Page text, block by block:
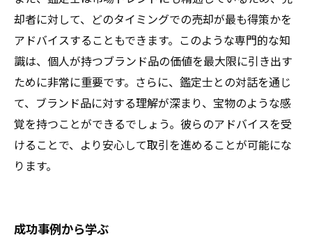
却者に対して、どのタイミングでの売却が最も得策かを
アドバイスすることもできます。このような専門的な知
識は、個人が持つブランド品の価値を最大限に引き出す
ために非常に重要です。さらに、鑑定士との対話を通じ
て、ブランド品に対する理解が深まり、宝物のような感
覚を持つことができるでしょう。彼らのアドバイスを受
けることで、より安心して取引を進めることが可能にな
ります。
成功事例から学ぶ